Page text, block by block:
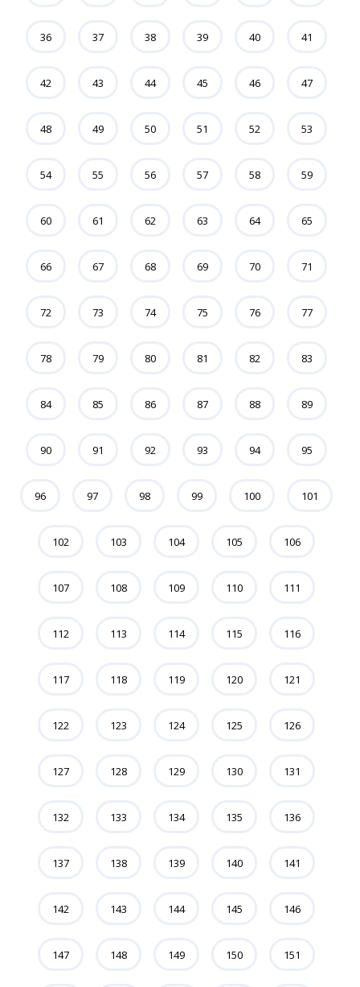
36 37 38 39 40 41
42 43 44 45 46 47
48 49 50 51 52 53
54 55 56 57 58 59
60 61 62 63 64 65
66 67 68 69 70 71
72 73 74 75 76 77
78 79 80 81 82 83
84 85 86 87 88 89
90 91 92 93 94 95
96 97 98 99 100 101
102 103 104 105 106
107 108 109 110 111
112 113 114 115 116
117 118 119 120 121
122 123 124 125 126
127 128 129 130 131
132 133 134 135 136
137 138 139 140 141
142 143 144 145 146
147 148 149 150 151